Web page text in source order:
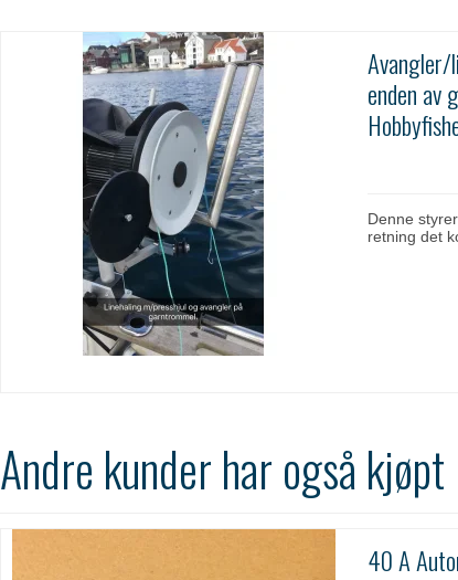
enden av
Denne
retning det
Andre kunder har også kjøpt
40 A